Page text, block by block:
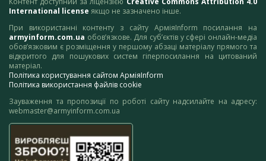
International license якщо не зазначено інше.
При використанні контенту з сайту АрміяInform посилання на
armyinform.com.ua обов’язкове. Для суб’єктів у сфері онлайн-медіа
обов’язковим є розміщення у першому абзаці матеріалу прямого та
відкритого для пошукових систем гіперпосилання на цитований
матеріал.
Політика користування сайтом АрміяInform
Політика використання файлів cookie
Зауваження та пропозиції по роботі сайту надсилайте на адресу:
webmaster@armyinform.com.ua